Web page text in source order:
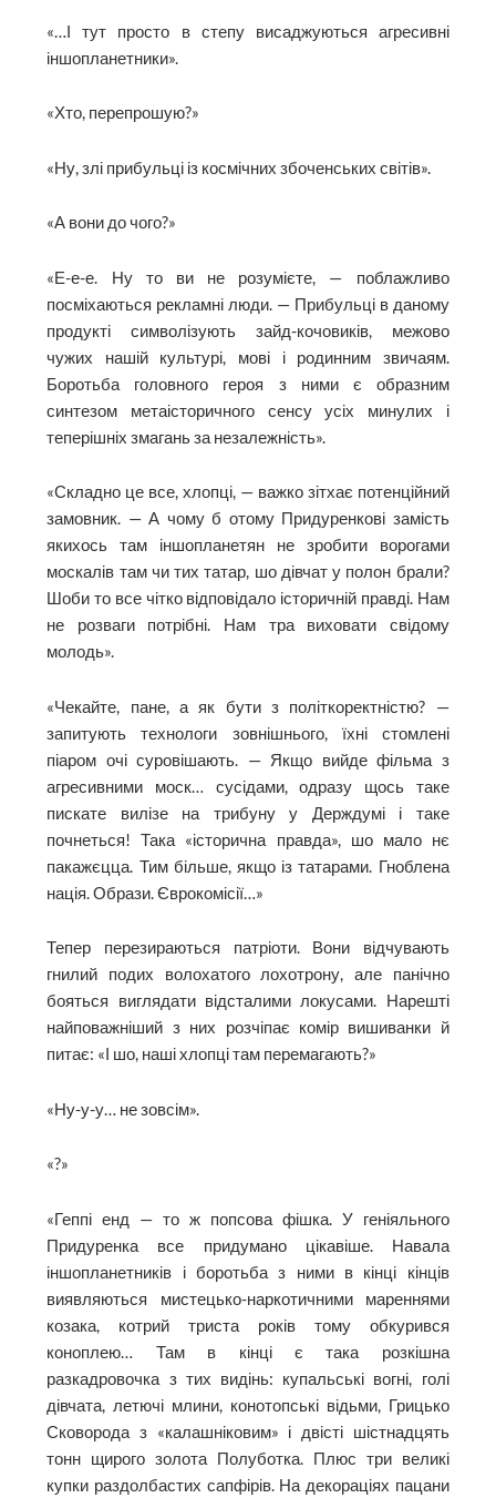
«…І тут просто в степу висаджуються агресивні
іншопланетники».
«Хто, перепрошую?»
«Ну, злі прибульці із космічних збоченських світів».
«А вони до чого?»
«Е-е-е. Ну то ви не розумієте, — поблажливо
посміхаються рекламні люди. — Прибульці в даному
продукті символізують зайд-кочовиків, межово
чужих нашій культурі, мові і родинним звичаям.
Боротьба головного героя з ними є образним
синтезом метаісторичного сенсу усіх минулих і
теперішніх змагань за незалежність».
«Складно це все, хлопці, — важко зітхає потенційний
замовник. — А чому б отому Придуренкові замість
якихось там іншопланетян не зробити ворогами
москалів там чи тих татар, шо дівчат у полон брали?
Шоби то все чітко відповідало історичній правді. Нам
не розваги потрібні. Нам тра виховати свідому
молодь».
«Чекайте, пане, а як бути з політкоректністю? —
запитують технологи зовнішнього, їхні стомлені
піаром очі суровішають. — Якщо вийде фільма з
агресивними моск… сусідами, одразу щось таке
пискате вилізе на трибуну у Держдумі і таке
почнеться! Така «історична правда», шо мало нє
пакажєцца. Тим більше, якщо із татарами. Гноблена
нація. Образи. Єврокомісії…»
Тепер перезираються патріоти. Вони відчувають
гнилий подих волохатого лохотрону, але панічно
бояться виглядати відсталими локусами. Нарешті
найповажніший з них розчіпає комір вишиванки й
питає: «І шо, наші хлопці там перемагають?»
«Ну-у-у… не зовсім».
«?»
«Геппі енд — то ж попсова фішка. У геніяльного
Придуренка все придумано цікавіше. Навала
іншопланетників і боротьба з ними в кінці кінців
виявляються мистецько-наркотичними мареннями
козака, котрий триста років тому обкурився
коноплею… Там в кінці є така розкішна
разкадровочка з тих видінь: купальські вогні, голі
дівчата, летючі млини, конотопські відьми, Грицько
Сковорода з «калашніковим» і двісті шістнадцять
тонн щирого золота Полуботка. Плюс три великі
купки раздолбастих сапфірів. На декораціях пацани